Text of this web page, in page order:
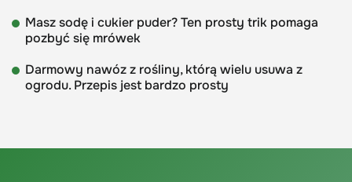
Masz sodę i cukier puder? Ten prosty trik pomaga
pozbyć się mrówek
Darmowy nawóz z rośliny, którą wielu usuwa z
ogrodu. Przepis jest bardzo prosty